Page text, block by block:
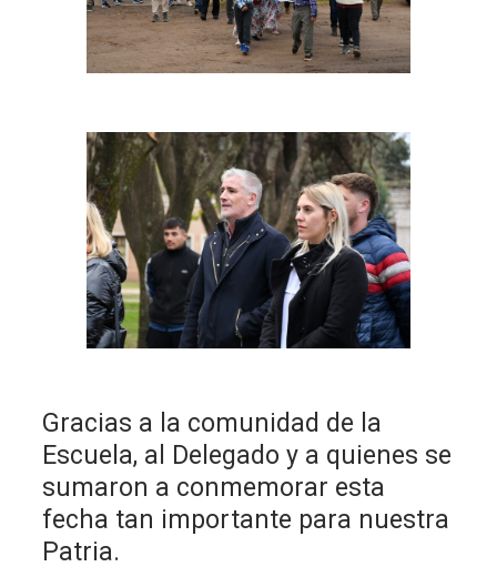
Gracias a la comunidad de la
Escuela, al Delegado y a quienes se
sumaron a conmemorar esta
fecha tan importante para nuestra
Patria.